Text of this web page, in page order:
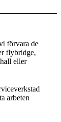
förvara de
flybridge,
eller
arbeten